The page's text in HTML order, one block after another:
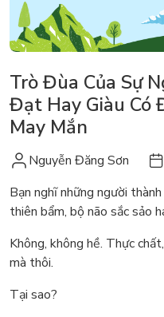
Trò Đùa Của Sự
Đạt Hay Giàu Có
May Mắn
Nguyễn Đăng Sơn
Bạn nghĩ những người
thiên bẩm, bộ não sắc sảo
Không, không hề. Thực
mà thôi.
Tại sao?